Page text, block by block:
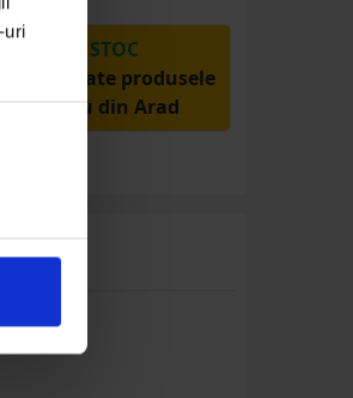
uri
DIN STOC
avem toate produsele
nostru din Arad